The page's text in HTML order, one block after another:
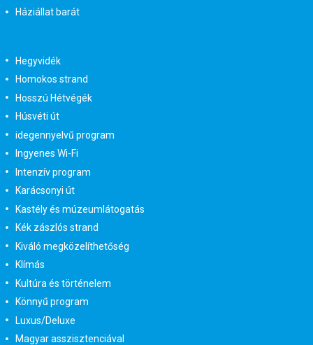
Háziállat barát
Hegyvidék
Homokos strand
Hosszú Hétvégék
Húsvéti út
idegennyelvű program
Ingyenes Wi-Fi
Intenzív program
Karácsonyi út
Kastély és múzeumlátogatás
Kék zászlós strand
Kiváló megközelíthetőség
Klímás
Kultúra és történelem
Könnyű program
Luxus/Deluxe
Magyar asszisztenciával